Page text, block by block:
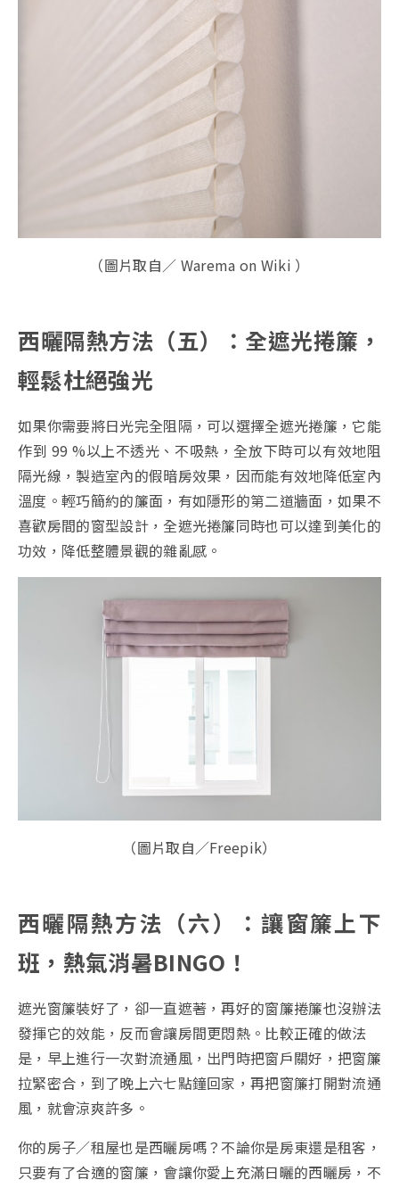
（圖片取自／ Warema on Wiki ）
西曬隔熱方法（五）：全遮光捲簾，
輕鬆杜絕強光
如果你需要將日光完全阻隔，可以選擇全遮光捲簾，它能
作到 99 %以上不透光、不吸熱，全放下時可以有效地阻
隔光線，製造室內的假暗房效果，因而能有效地降低室內
溫度。輕巧簡約的簾面，有如隱形的第二道牆面，如果不
喜歡房間的窗型設計，全遮光捲簾同時也可以達到美化的
功效，降低整體景觀的雜亂感。
（圖片取自／Freepik）
西曬隔熱方法（六）：讓窗簾上下
班，熱氣消暑BINGO！
遮光窗簾裝好了，卻一直遮著，再好的窗簾捲簾也沒辦法
發揮它的效能，反而會讓房間更悶熱。比較正確的做法
是，早上進行一次對流通風，出門時把窗戶關好，把窗簾
拉緊密合，到了晚上六七點鐘回家，再把窗簾打開對流通
風，就會涼爽許多。
你的房子／租屋也是西曬房嗎？不論你是房東還是租客，
只要有了合適的窗簾，會讓你愛上充滿日曬的西曬房，不